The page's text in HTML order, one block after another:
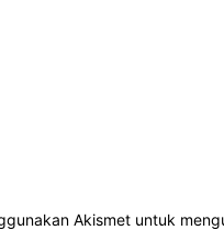
Akismet untuk